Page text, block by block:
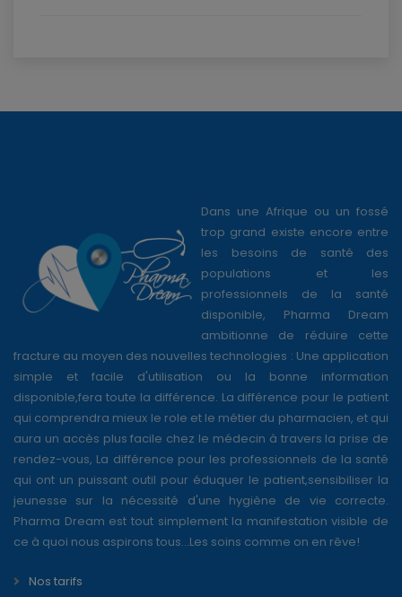
Dans une Afrique ou un fossé
trop grand existe encore entre
les besoins de santé des
populations et les
professionnels de la santé
disponible, Pharma Dream
ambitionne de réduire cette
fracture au moyen des nouvelles technologies : Une application
simple et facile d'utilisation ou la bonne information
disponible,fera toute la différence. La différence pour le patient
qui comprendra mieux le role et le métier du pharmacien, et qui
aura un accès plus facile chez le médecin à travers la prise de
rendez-vous, La différence pour les professionnels de la santé
qui ont un puissant outil pour éduquer le patient,sensibiliser la
jeunesse sur la nécessité d'une hygiène de vie correcte.
Pharma Dream est tout simplement la manifestation visible de
ce à quoi nous aspirons tous...Les soins comme on en rêve!
Nos tarifs